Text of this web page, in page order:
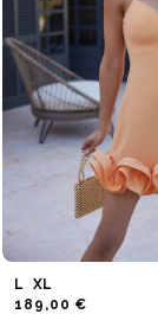
L
XL
189,00 €